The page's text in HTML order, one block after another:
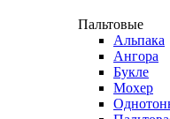
Пальтовые
Альпака
Ангора
Букле
Мохер